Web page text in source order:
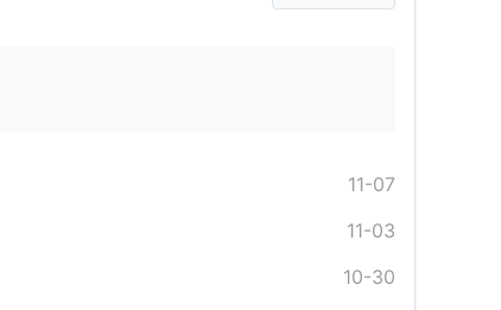
11-07
11-03
10-30